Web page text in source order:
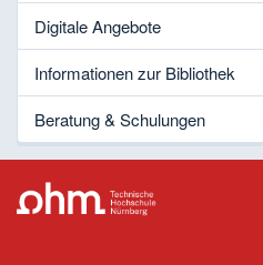
Digitale Angebote
Informationen zur Bibliothek
Beratung & Schulungen